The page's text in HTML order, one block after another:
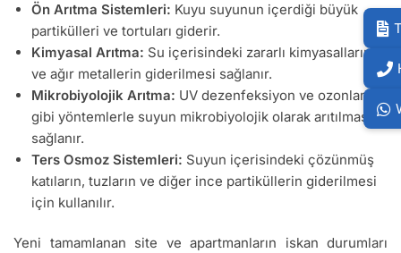
Ön Arıtma Sistemleri: Kuyu suyunun içerdiği büyük
partikülleri ve tortuları giderir.
Kimyasal Arıtma: Su içerisindeki zararlı kimyasalların
ve ağır metallerin giderilmesi sağlanır.
Mikrobiyolojik Arıtma: UV dezenfeksiyon ve ozonlama
gibi yöntemlerle suyun mikrobiyolojik olarak arıtılması
sağlanır.
Ters Osmoz Sistemleri: Suyun içerisindeki çözünmüş
katıların, tuzların ve diğer ince partiküllerin giderilmesi
için kullanılır.
Yeni tamamlanan site ve apartmanların iskan durumları